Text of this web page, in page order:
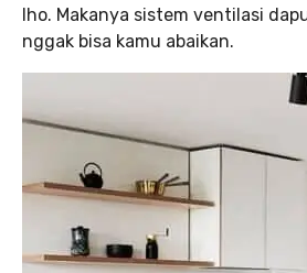
lho. Makanya sistem ventilasi
nggak bisa kamu abaikan.